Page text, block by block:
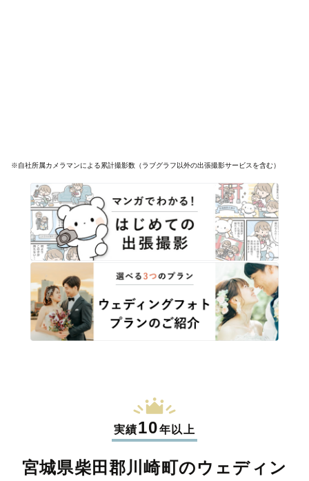
※自社所属カメラマンによる累計撮影数（ラブグラフ以外の出張撮影サービスを含む）
実績10年以上
宮城県柴田郡川崎町のウェディン